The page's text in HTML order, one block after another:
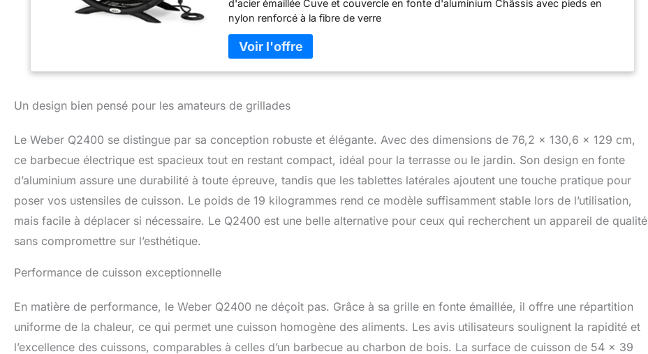
d'acier émaillée Cuve et couvercle en fonte d'aluminium Châssis avec pieds en
nylon renforcé à la fibre de verre
Un design bien pensé pour les amateurs de grillades
Le Weber Q2400 se distingue par sa conception robuste et élégante. Avec des dimensions de 76,2 x 130,6 x 129 cm,
ce barbecue électrique est spacieux tout en restant compact, idéal pour la terrasse ou le jardin. Son design en fonte
d’aluminium assure une durabilité à toute épreuve, tandis que les tablettes latérales ajoutent une touche pratique pour
poser vos ustensiles de cuisson. Le poids de 19 kilogrammes rend ce modèle suffisamment stable lors de l’utilisation,
mais facile à déplacer si nécessaire. Le Q2400 est une belle alternative pour ceux qui recherchent un appareil de qualité
sans compromettre sur l’esthétique.
Performance de cuisson exceptionnelle
En matière de performance, le Weber Q2400 ne déçoit pas. Grâce à sa grille en fonte émaillée, il offre une répartition
uniforme de la chaleur, ce qui permet une cuisson homogène des aliments. Les avis utilisateurs soulignent la rapidité et
l’excellence des cuissons, comparables à celles d’un barbecue au charbon de bois. La surface de cuisson de 54 x 39